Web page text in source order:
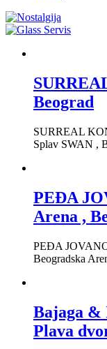
Beograd
SURREAL
Splav SWAN ,
PEĐA
Arena ,
PEĐA
Beogradska
Bajaga &
Plava